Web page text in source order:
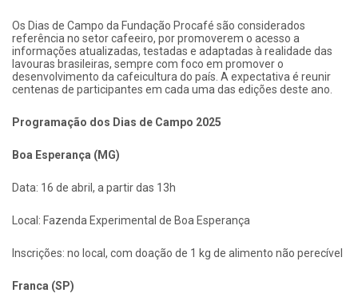
Os Dias de Campo da Fundação Procafé são considerados
referência no setor cafeeiro, por promoverem o acesso a
informações atualizadas, testadas e adaptadas à realidade das
lavouras brasileiras, sempre com foco em promover o
desenvolvimento da cafeicultura do país. A expectativa é reunir
centenas de participantes em cada uma das edições deste ano.
Programação dos Dias de Campo 2025
Boa Esperança (MG)
Data: 16 de abril, a partir das 13h
Local: Fazenda Experimental de Boa Esperança
Inscrições: no local, com doação de 1 kg de alimento não perecível
Franca (SP)